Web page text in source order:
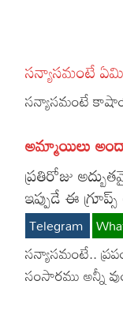
సన్యాసమంటే
సన్యాసమంటే
అమ్మాయిలు
ప్రతిరోజు
ఇప్పుడే ఈ
Telegram
సన్యాసమంటే..
సంసారము అన్నీ